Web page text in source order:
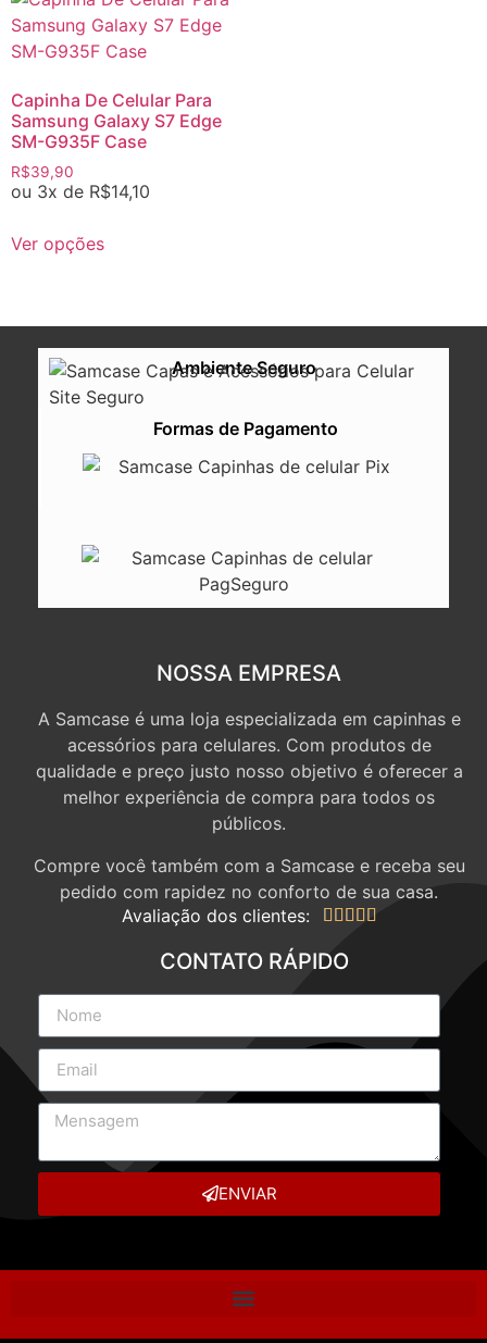
Capinha De Celular Para
Samsung Galaxy S7 Edge
SM-G935F Case
R$39,90
ou 3x de R$14,10
Ver opções
Ambiente Seguro
Formas de Pagamento
NOSSA EMPRESA
A Samcase é uma loja especializada em capinhas e
acessórios para celulares. Com produtos de
qualidade e preço justo nosso objetivo é oferecer a
melhor experiência de compra para todos os
públicos.
Compre você também com a Samcase e receba seu
pedido com rapidez no conforto de sua casa.
Avaliação dos clientes:
    
CONTATO RÁPIDO
ENVIAR